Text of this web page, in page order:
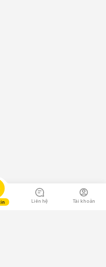
Liên hệ Tài khoản